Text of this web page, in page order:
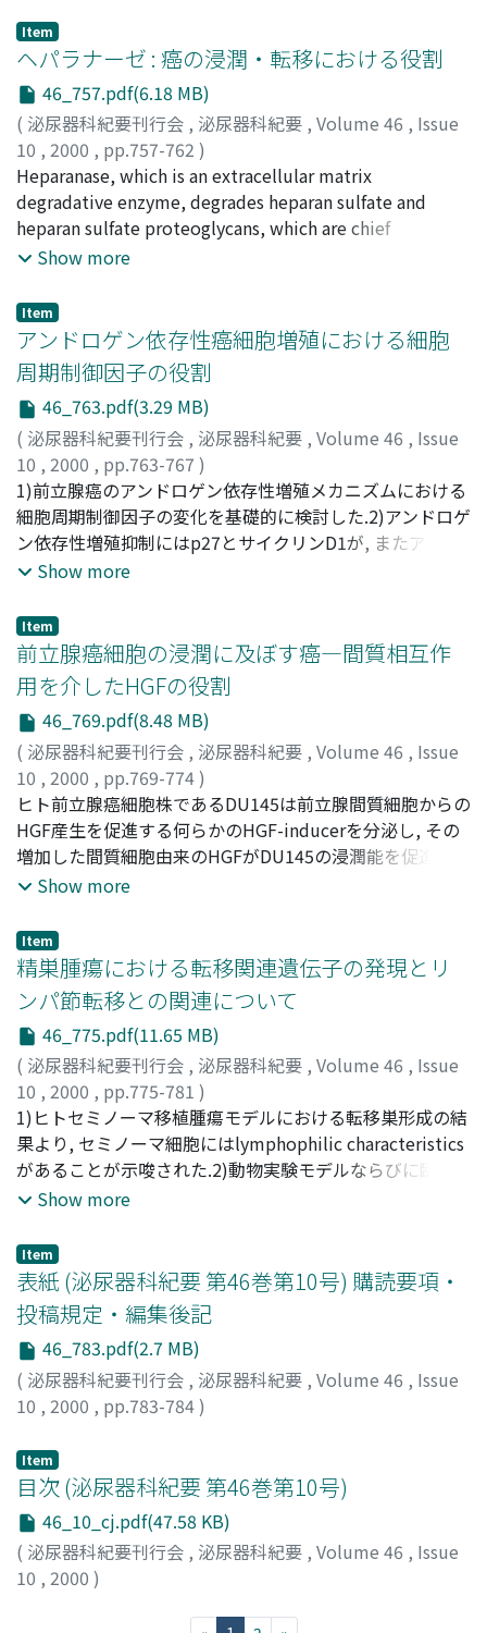
生じた後に起る.4)第9染色体の異常が生じた後も臨床的に
腫瘍を形成せずにdormantな状態が存在する.5)第9染色体
に異常を持つ細胞はそれ自体では腫瘍形成に至らなくと
も, 尿路内を播種又は上皮内進展する能力をもっている
Item
ヘパラナーゼ : 癌の浸潤・転移における役割
46_757.pdf(6.18 MB)
( 泌尿器科紀要刊行会 , 泌尿器科紀要 , Volume 46 , Issue
10 , 2000 , pp.757-762 )
郷司, 和男;勝岡, 洋治 ;岡本, 雅之;守殿, 貞夫;北澤, 荘平
豊島, 美菜子;董, 堅;中島, 元夫; GOHJI, Kazuo;
KATSUOKA, Yoji ;OKAMOTO, Masayuki;KAMIDONO,
Sadao;KITAZAWA, Sohei
Heparanase, which is an extracellular matrix
degradative enzyme, degrades heparan sulfate and
heparan sulfate proteoglycans, which are chief
components of extracellular matrix and vascular
enzyme was recently determined. The biological
functions of this enzyme in vivo were as follows: 1) this
enzyme accelerates cancer cell invasion and metastasis
though the degradation of vascular basement
membrane and extracellular matrix by cancer cells; 2)
this enzyme releases and activates heparin-binding
growth factors such as bFGF and VEGF from heparan
sulfate proteoglycans, and induces angiogenesis; 3) the
degradative products of heparan sulfate proteoglycans
by this enzyme suppress the biological function of
activated T-lymphocytes. Therefore, heparanase is
cancer invasion and metastasis. The expression of
heparanase is strongly correlated with the metastasis of
melanoma and fibrosarcoma. Thus, heparanase may
play important roles in invasion and metastasis of
cancer.
Show more
Item
アンドロゲン依存性癌細胞増殖における細胞
周期制御因子の役割
46_763.pdf(3.29 MB)
( 泌尿器科紀要刊行会 , 泌尿器科紀要 , Volume 46 , Issue
10 , 2000 , pp.763-767 )
橋本, 良博;秋田, 英俊;飯塚, 敦彦;日比野, 充伸;郡, 健二郎
HASHIMOTO, Yoshihiro;AKITA, Hidetoshi;IIZUKA,
Atsuhiko;HIBINO, Mitsunobu;KOHRI, Kenjiro
1)前立腺癌のアンドロゲン依存性増殖メカニズムにおける
細胞周期制御因子の変化を基礎的に検討した.2)アンドロゲ
ン依存性増殖抑制にはp27とサイクリンD1が, またアンド
ロゲン受容体を介した転写調節にはサイクリンEが関与し
Show more
Item
前立腺癌細胞の浸潤に及ぼす癌―間質相互作
用を介したHGFの役割
46_769.pdf(8.48 MB)
( 泌尿器科紀要刊行会 , 泌尿器科紀要 , Volume 46 , Issue
10 , 2000 , pp.769-774)
西村, 憲二;高田, 晋吾;三浦, 秀信;辻村, 晃;北村, 雅哉;
野々村, 祝夫;松宮, 清美;奥山, 明彦;NISHIMURA, Kenji;
TAKADA, Shingo;MIURA, Hidenobu;TSUJIMURA, Akira
KITAMURA, Masaya
ヒト前立腺癌細胞株であるDU145は前立腺間質細胞からの
HGF産生を促進する何らかのHGF-inducerを分泌し, その
増加した間質細胞由来のHGFがDU145の浸潤能を促進し
た.このような前立腺癌細胞の独特な癌-間質相互作用にお
る可能性が示唆された
Show more
Item
精巣腫瘍における転移関連遺伝子の発現とリ
ンパ節転移との関連について
46_775.pdf(11.65 MB)
( 泌尿器科紀要刊行会 , 泌尿器科紀要 , Volume 46 , Issue
10 , 2000 , pp.775-781 )
越田, 潔;小中, 弘之;加藤, 浩章;宮城, 徹;江川, 雅之;打林,
忠雄 ;並木, 幹夫;KOSHIDA, Kiyoshi;KONAKA, Hiroyuki;
KATO, Hiroaki;MIYAGI, Toru;EGAWA, Masayuki;
UCHIBAYASHI, Tadao
1)ヒトセミノーマ移植腫瘍モデルにおける転移巣形成の結
果より, セミノーマ細胞にはlymphophilic characteristics
があることが示唆された.2)動物実験モデルならびに臨床
検体を用いた検討より, マトリックスメタロプロテアーゼ
Show more
Item
表紙 (泌尿器科紀要 第46巻第10号) 購読要項・
投稿規定・編集後記
46_783.pdf(2.7 MB)
( 泌尿器科紀要刊行会 , 泌尿器科紀要 , Volume 46 , Issue
10 , 2000 , pp.783-784)
Item
目次 (泌尿器科紀要 第46巻第10号)
46_10_cj.pdf(47.58 KB)
( 泌尿器科紀要刊行会 , 泌尿器科紀要 , Volume 46 , Issue
10 , 2000 )